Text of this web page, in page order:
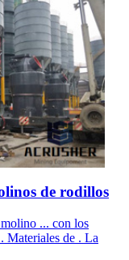
de rodillos
... con los
Materiales de . La